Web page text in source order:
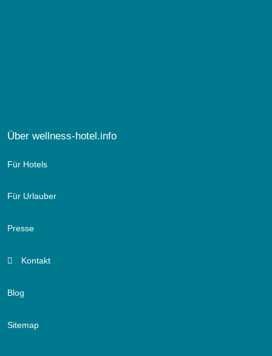
Über wellness-hotel.info
Für Hotels
Für Urlauber
Presse
Kontakt
Blog
Sitemap